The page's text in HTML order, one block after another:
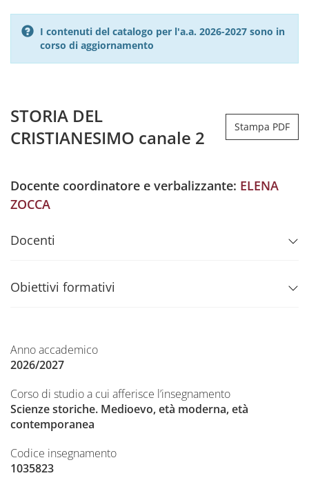
I contenuti del catalogo per l'a.a. 2026-2027 sono in
corso di aggiornamento
STORIA DEL
CRISTIANESIMO canale 2
Stampa PDF
Docente coordinatore e verbalizzante: ELENA
ZOCCA
Docenti
Obiettivi formativi
Anno accademico
2026/2027
Corso di studio a cui afferisce l’insegnamento
Scienze storiche. Medioevo, età moderna, età
contemporanea
Codice insegnamento
1035823